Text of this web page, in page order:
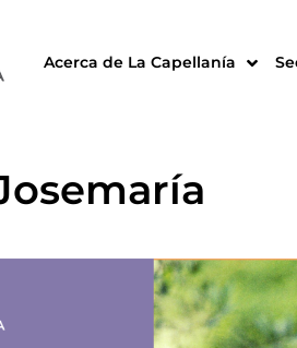
Acerca de La Capellanía